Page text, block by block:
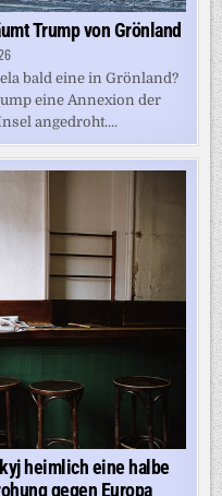
Trump von Grönland
bald eine in Grönland?
eine Annexion der
angedroht....
heimlich eine halbe
gegen Europa